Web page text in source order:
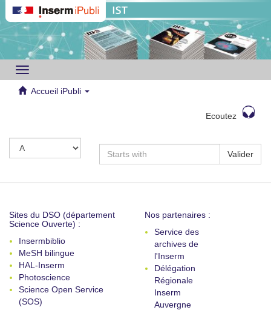
Toggle
navigation
Accueil iPubli
Ecoutez
Valider
Sites du DSO (département
Science Ouverte) :
Insermbiblio
MeSH bilingue
HAL-Inserm
Photoscience
Science Open Service
(SOS)
Nos partenaires :
Service des
archives de
l'Inserm
Délégation
Régionale
Inserm
Auvergne